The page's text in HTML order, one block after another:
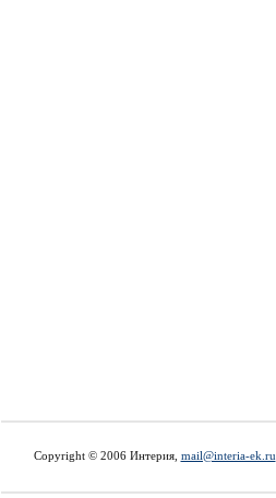
Copyright © 2006 Интерия, mail@interia-ek.ru